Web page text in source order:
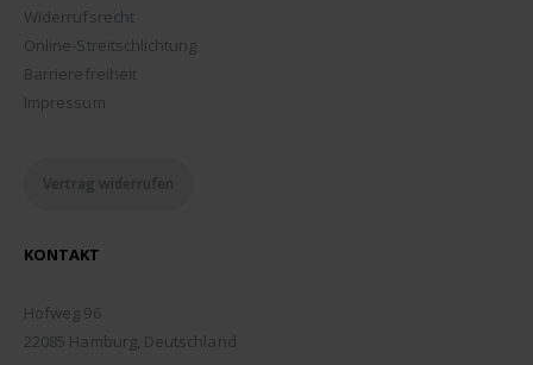
Widerrufsrecht
Online-Streitschlichtung
Barrierefreiheit
Impressum
Vertrag widerrufen
KONTAKT
Hofweg 96
22085 Hamburg, Deutschland